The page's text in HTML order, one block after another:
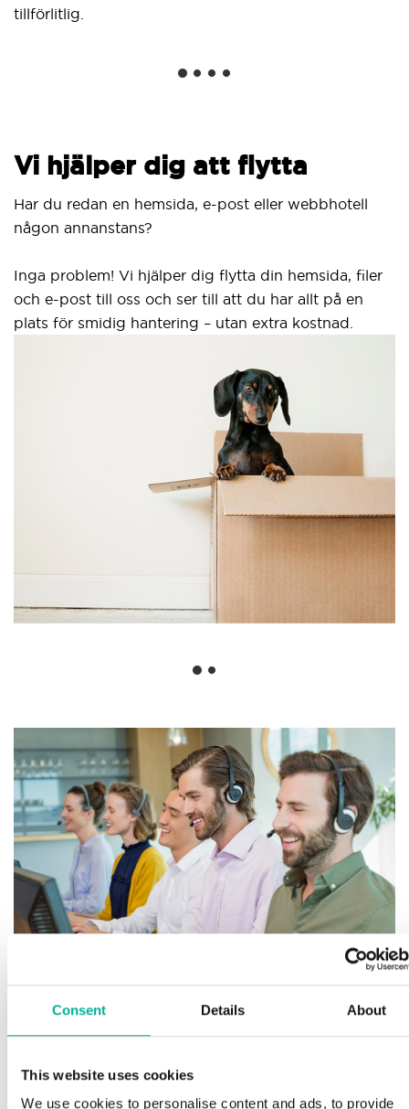
Consent Details About
This website uses cookies
We use cookies to personalise content and ads, to provide
tillförlitlig.
Vi hjälper dig att flytta
Har du redan en hemsida, e-post eller webbhotell
någon annanstans?
Inga problem! Vi hjälper dig flytta din hemsida, filer
och e-post till oss och ser till att du har allt på en
plats för smidig hantering – utan extra kostnad.
Premium support